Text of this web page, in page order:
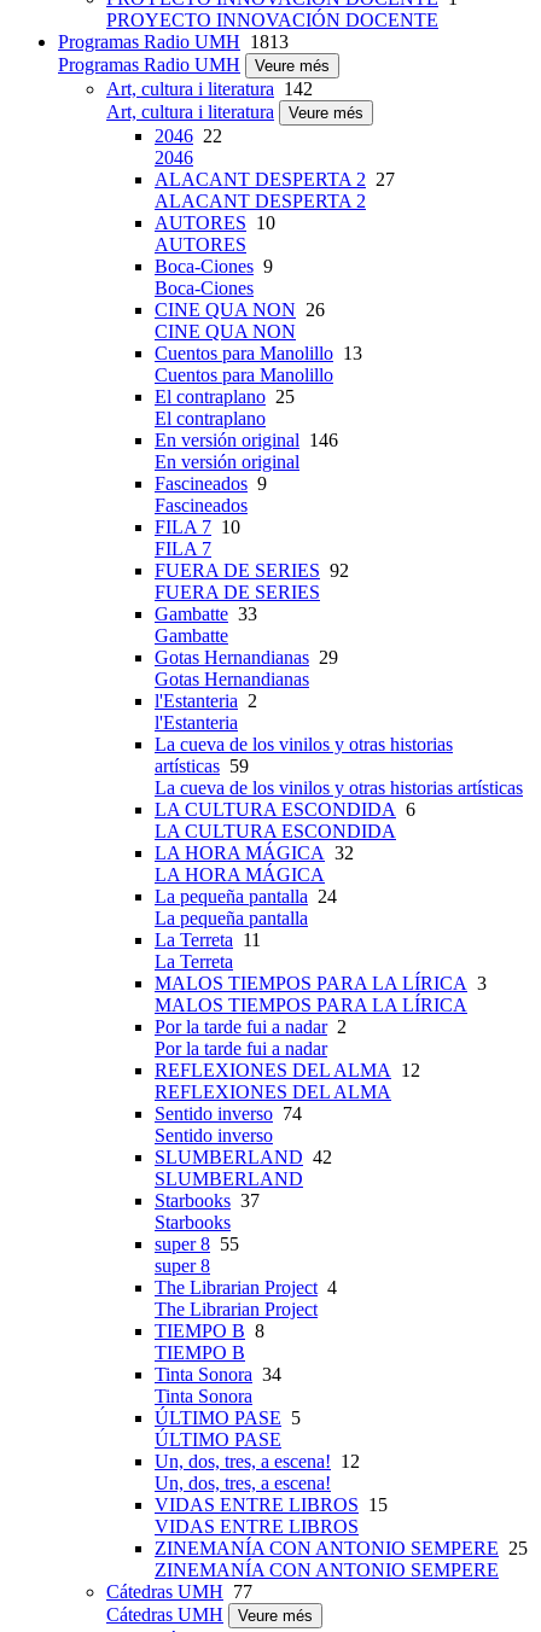
PROYECTO INNOVACIÓN DOCENTE
Programas Radio UMH 1813
Programas Radio UMH
Veure més
Art, cultura i literatura 142
Art, cultura i literatura
Veure més
2046 22
2046
ALACANT DESPERTA 2 27
ALACANT DESPERTA 2
AUTORES 10
AUTORES
Boca-Ciones 9
Boca-Ciones
CINE QUA NON 26
CINE QUA NON
Cuentos para Manolillo 13
Cuentos para Manolillo
El contraplano 25
El contraplano
En versión original 146
En versión original
Fascineados 9
Fascineados
FILA 7 10
FILA 7
FUERA DE SERIES 92
FUERA DE SERIES
Gambatte 33
Gambatte
Gotas Hernandianas 29
Gotas Hernandianas
l'Estanteria 2
l'Estanteria
La cueva de los vinilos y otras historias
artísticas 59
La cueva de los vinilos y otras historias artísticas
LA CULTURA ESCONDIDA 6
LA CULTURA ESCONDIDA
LA HORA MÁGICA 32
LA HORA MÁGICA
La pequeña pantalla 24
La pequeña pantalla
La Terreta 11
La Terreta
MALOS TIEMPOS PARA LA LÍRICA 3
MALOS TIEMPOS PARA LA LÍRICA
Por la tarde fui a nadar2
Por la tarde fui a nadar
REFLEXIONES DEL ALMA 12
REFLEXIONES DEL ALMA
Sentido inverso 74
Sentido inverso
SLUMBERLAND 42
SLUMBERLAND
Starbooks 37
Starbooks
super 8 55
super 8
The Librarian Project4
The Librarian Project
TIEMPO B 8
TIEMPO B
Tinta Sonora 34
Tinta Sonora
ÚLTIMO PASE 5
ÚLTIMO PASE
Un, dos, tres, a escena! 12
Un, dos, tres, a escena!
VIDAS ENTRE LIBROS 15
VIDAS ENTRE LIBROS
ZINEMANÍA CON ANTONIO SEMPERE 25
ZINEMANÍA CON ANTONIO SEMPERE
Cátedras UMH 77
Cátedras UMH
Veure més